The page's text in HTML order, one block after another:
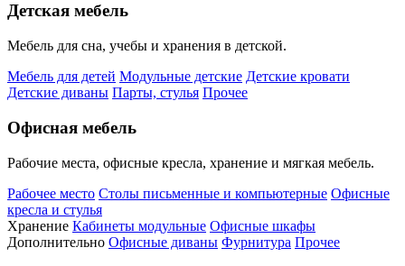
Детская мебель
Мебель для сна, учебы и хранения в детской.
Мебель для детей Модульные детские Детские кровати
Детские диваны Парты, стулья Прочее
Офисная мебель
Рабочие места, офисные кресла, хранение и мягкая мебель.
Рабочее место Столы письменные и компьютерные Офисные
кресла и стулья
Хранение Кабинеты модульные Офисные шкафы
Дополнительно Офисные диваны Фурнитура Прочее